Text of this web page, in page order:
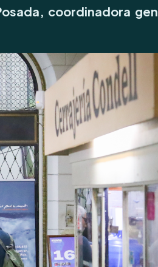
coordinadora